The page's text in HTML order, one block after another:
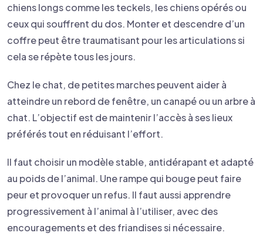
chiens longs comme les teckels, les chiens opérés ou
ceux qui souffrent du dos. Monter et descendre d’un
coffre peut être traumatisant pour les articulations si
cela se répète tous les jours.
Chez le chat, de petites marches peuvent aider à
atteindre un rebord de fenêtre, un canapé ou un arbre à
chat. L’objectif est de maintenir l’accès à ses lieux
préférés tout en réduisant l’effort.
Il faut choisir un modèle stable, antidérapant et adapté
au poids de l’animal. Une rampe qui bouge peut faire
peur et provoquer un refus. Il faut aussi apprendre
progressivement à l’animal à l’utiliser, avec des
encouragements et des friandises si nécessaire.